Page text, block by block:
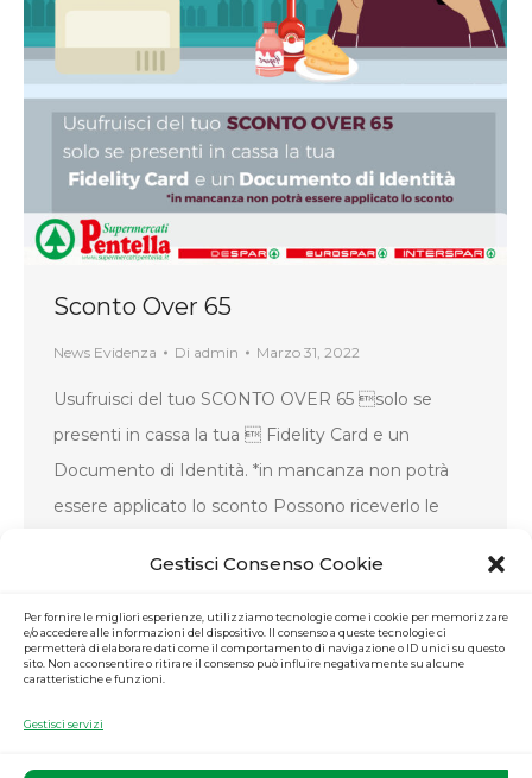
Gestisci Consenso Cookie
Per fornire le migliori esperienze, utilizziamo tecnologie come i cookie per memorizzare
e/o accedere alle informazioni del dispositivo. Il consenso a queste tecnologie ci
permetterà di elaborare dati come il comportamento di navigazione o ID unici su questo
sito. Non acconsentire o ritirare il consenso può influire negativamente su alcune
caratteristiche e funzioni.
Gestisci servizi
Sconto Over 65
News Evidenza Di admin Marzo 31, 2022
Usufruisci del tuo SCONTO OVER 65 solo se
presenti in cassa la tua  Fidelity Card e un
Documento di Identità. *in mancanza non potrà
essere applicato lo sconto Possono riceverlo le
validi il martedì e le persone anziane potranno
ricevere uno sconto del 10%…